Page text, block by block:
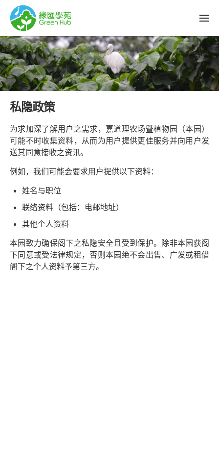
私隐政策
为求加深了解用户之需求，嘉道理农场暨植物园（本园）
可能不时收集资料，从而为用户提供更佳服务并向用户发
送其同意接收之资讯。
例如，我们可能会要求用户提供以下资料：
姓名与职位
联络资料（包括：电邮地址）
其他个人资料
本园致力确保阁下之私隐安全且受到保护。除非本园获阁
下同意或受法律规定，否则本园绝不会出售、广发或租借
阁下之个人资料予第三方。